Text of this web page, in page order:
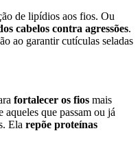
de lipídios aos fios. Ou
cabelos contra agressões.
ao garantir cutículas seladas
fortalecer os fios mais
que passam ou já
Ela repõe proteínas